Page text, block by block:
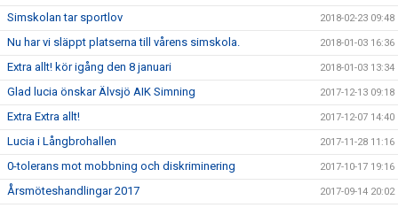
Simskolan tar sportlov 2018-02-23 09:48
Nu har vi släppt platserna till vårens simskola. 2018-01-03 16:36
Extra allt! kör igång den 8 januari 2018-01-03 13:34
Glad lucia önskar Älvsjö AIK Simning 2017-12-13 09:18
Extra Extra allt! 2017-12-07 14:40
Lucia i Långbrohallen 2017-11-28 11:16
0-tolerans mot mobbning och diskriminering 2017-10-17 19:16
Årsmöteshandlingar 2017 2017-09-14 20:02